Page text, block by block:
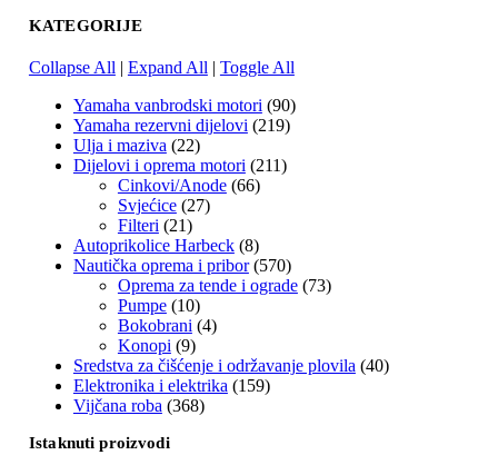
KATEGORIJE
Collapse All | Expand All | Toggle All
Yamaha vanbrodski motori (90)
Yamaha rezervni dijelovi (219)
Ulja i maziva (22)
Dijelovi i oprema motori (211)
Cinkovi/Anode (66)
Svjećice (27)
Filteri (21)
Autoprikolice Harbeck (8)
Nautička oprema i pribor (570)
Oprema za tende i ograde (73)
Pumpe (10)
Bokobrani (4)
Konopi (9)
Sredstva za čišćenje i održavanje plovila (40)
Elektronika i elektrika (159)
Vijčana roba (368)
Istaknuti proizvodi